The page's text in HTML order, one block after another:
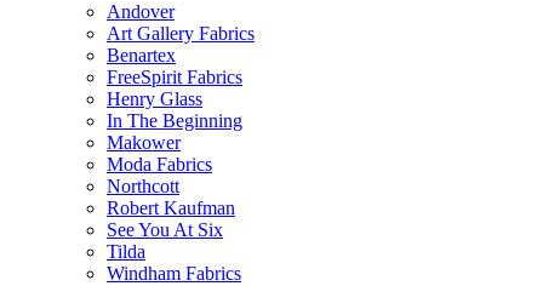
Andover
Art Gallery Fabrics
Benartex
FreeSpirit Fabrics
Henry Glass
In The Beginning
Makower
Moda Fabrics
Northcott
Robert Kaufman
See You At Six
Tilda
Windham Fabrics